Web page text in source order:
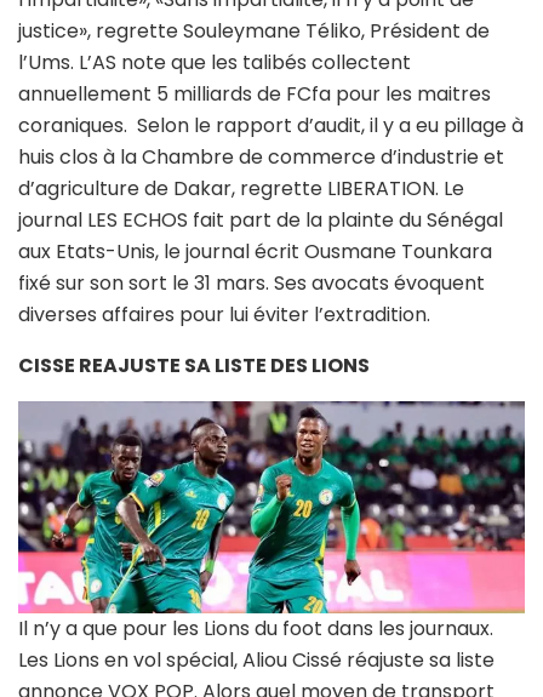
justice», regrette Souleymane Téliko, Président de
l’Ums. L’AS note que les talibés collectent
annuellement 5 milliards de FCfa pour les maitres
coraniques. Selon le rapport d’audit, il y a eu pillage à
huis clos à la Chambre de commerce d’industrie et
d’agriculture de Dakar, regrette LIBERATION. Le
journal LES ECHOS fait part de la plainte du Sénégal
aux Etats-Unis, le journal écrit Ousmane Tounkara
fixé sur son sort le 31 mars. Ses avocats évoquent
diverses affaires pour lui éviter l’extradition.
CISSE REAJUSTE SA LISTE DES LIONS
Il n’y a que pour les Lions du foot dans les journaux.
Les Lions en vol spécial, Aliou Cissé réajuste sa liste
annonce VOX POP. Alors quel moyen de transport